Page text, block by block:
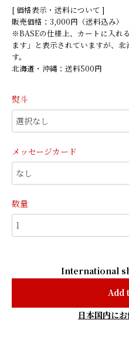
[ 価格表示・送料について ]
販売価格：3,000円（送料込み）
※BASEの仕様上、カートに入れ
ます」と表示されていますが、
す。
北海道・沖縄：送料500円
熨斗
メッセージカード
数量
International
Add
日本国内に